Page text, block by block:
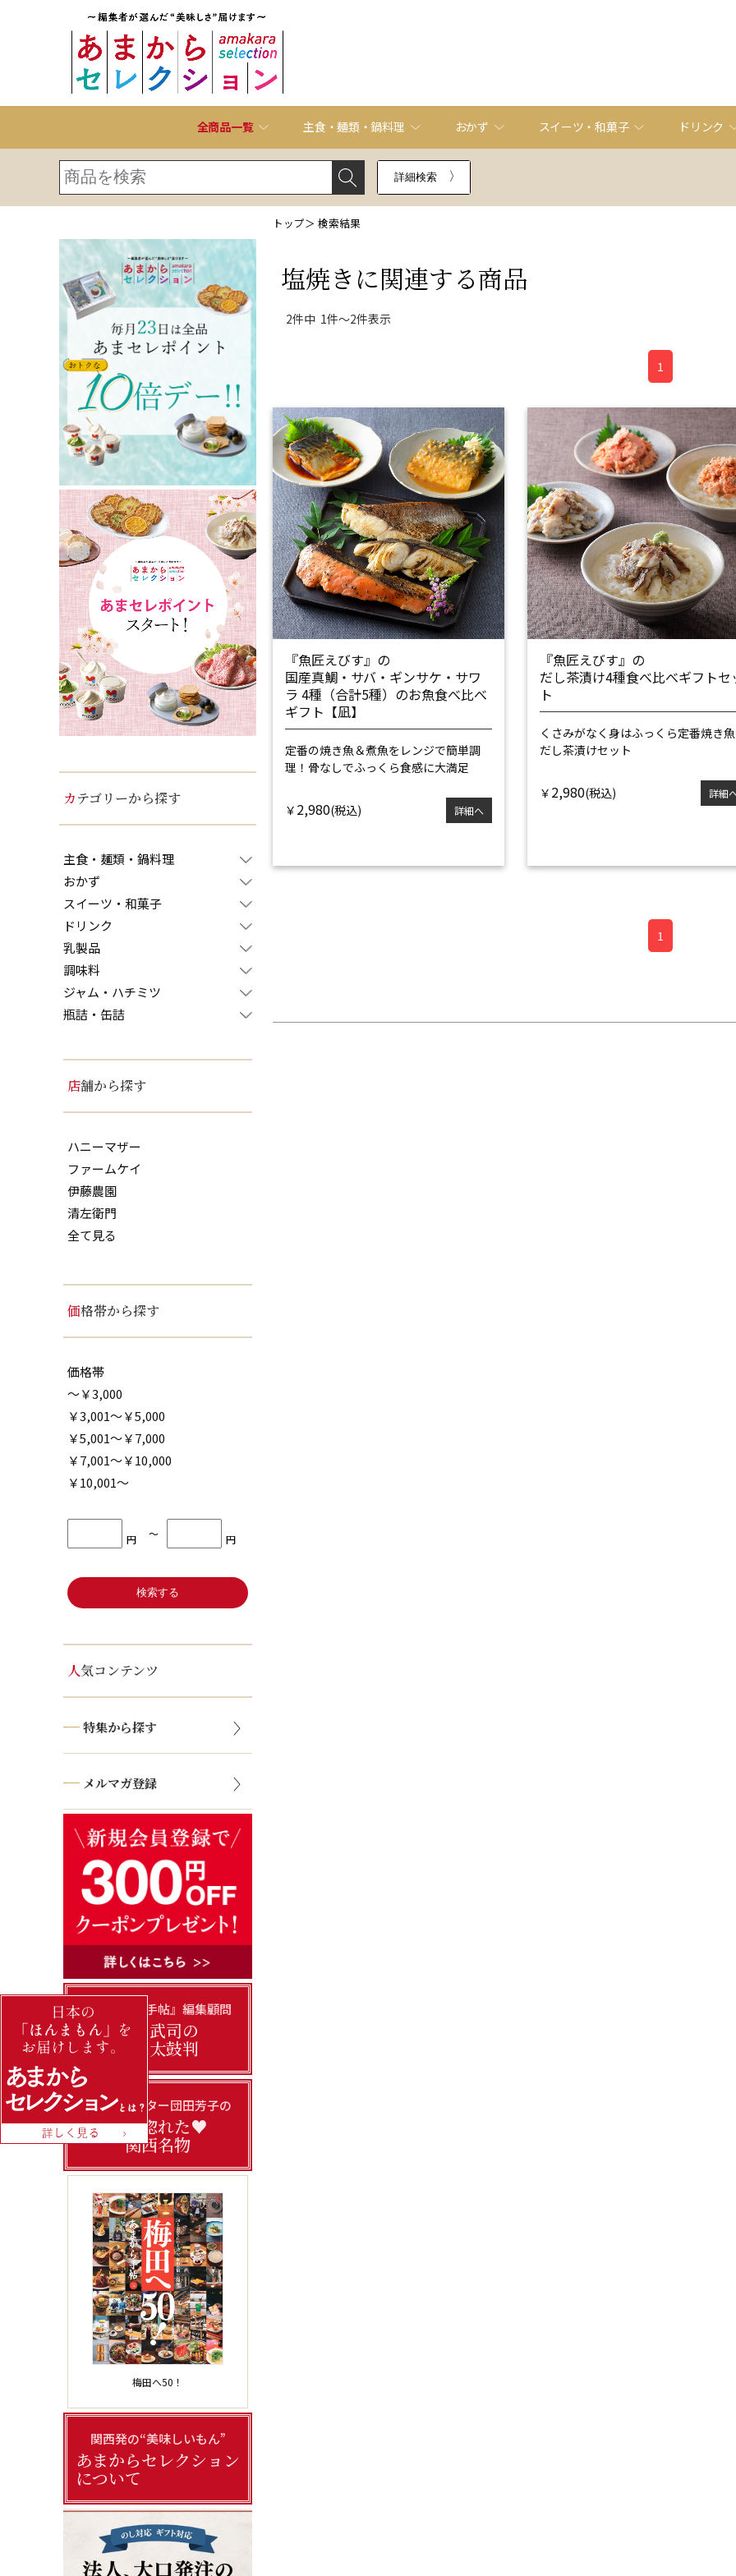
全商品一覧 主食・麺類・鍋料理 おかず スイーツ・和菓子 ドリンク
詳細検索
カテゴリーから探す
主食・麺類・鍋料理
おかず
スイーツ・和菓子
ドリンク
乳製品
調味料
ジャム・ハチミツ
瓶詰・缶詰
店舗から探す
ハニーマザー
ファームケイ
伊藤農園
清左衛門
全て見る
価格帯から探す
価格帯
～￥3,000
￥3,001～￥5,000
￥5,001～￥7,000
￥7,001～￥10,000
￥10,001～
円 〜 円
人気コンテンツ
特集から探す
メルマガ登録
『あまから手帖』編集顧問
門上武司の
美味太鼓判
フードライター団田芳子の
私の惚れた♥
関西名物
梅田へ50！
関西発の“美味しいもん”
あまからセレクション
について
トップ＞ 検索結果
塩焼き に関連する商品
2件中 1件～2件表示
1
『魚匠えびす』の
国産真鯛・サバ・ギンサケ・サワ
ラ 4種（合計5種）のお魚食べ比べ
ギフト【凪】
定番の焼き魚＆煮魚をレンジで簡単調
理！ 骨なしでふっくら食感に大満足
￥ 2,980 詳細へ
『魚匠えびす』の
だし茶漬け4種食べ比べギフトセ
ト
くさみがなく身はふっくら定番焼き
だし茶漬けセット
￥ 2,980 詳細
1